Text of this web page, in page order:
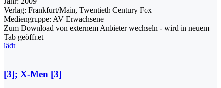
Verlag: Frankfurt/Main, Twentieth Century Fox
Mediengruppe: AV Erwachsene
Zum Download von externem Anbieter wechseln - wird in neuem
Tab geöffnet
lädt
[3]; X-Men [3]